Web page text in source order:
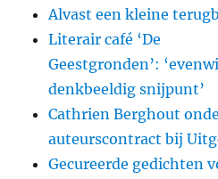
Alvast een kleine
Literair café ‘De
Geestgronden’:
denkbeeldig snijpunt’
Cathrien Berghout
auteurscontract bij
Gecureerde gedichten